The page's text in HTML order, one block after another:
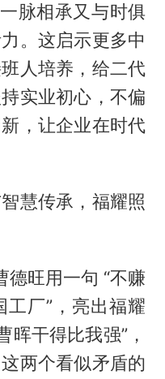
脉相承又与时俱
。这启示更多中
人培养，给二代
实业初心，不偏
，让企业在时代
慧传承，福耀照
德旺用一句 “不赚
厂”，亮出福耀
晖干得比我强”，
两个看似矛盾的